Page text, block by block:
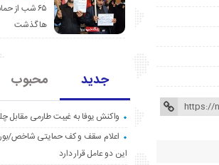
۶۵ شب از
ها گذشت
جدید محبوب
واکنش یوفا به غیبت طارمی مقابل
اعلام سقف و کف حمایتی شاخص/
این دو عامل قرار دارد